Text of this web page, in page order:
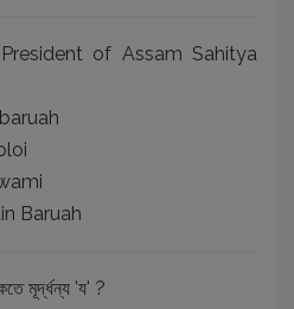
of Assam Sahitya
Baruah
মূৰ্দ্ধন্য 'য' ?